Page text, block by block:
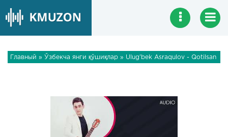
Главный » Ўзбекча янги қўшиқлар » Ulug'bek Asraqulov - Qotilsan